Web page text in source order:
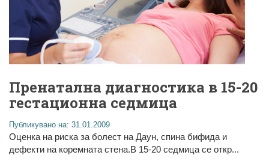
Пренатална диагностика в 15-20
гестационна седмица
Публикувано на: 31.01.2009
Оценка на риска за болест на Даун, спина бифида и
дефекти на коремната стена.В 15-20 седмица се откр...